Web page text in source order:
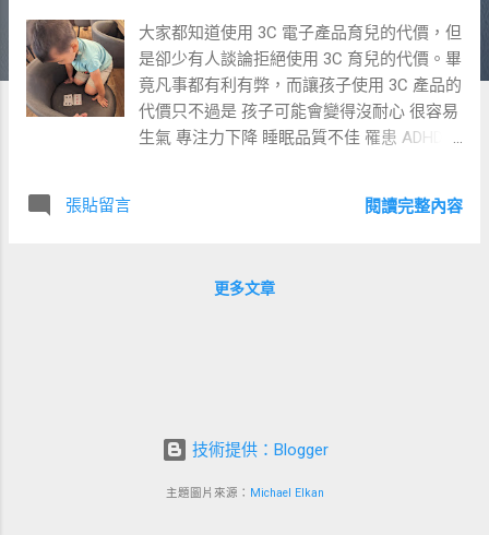
大家都知道使用 3C 電子產品育兒的代價，但
是卻少有人談論拒絕使用 3C 育兒的代價。畢
竟凡事都有利有弊，而讓孩子使用 3C 產品的
代價只不過是 孩子可能會變得沒耐心 很容易
生氣 專注力下降 睡眠品質不佳 罹患 ADHD
發脾氣的可能性。試想一個不能看影片、 不
育兒，上述那些代價頓時泰半都會轉移到照
樣做呢？ 故此我們可以這樣說： 當你拒絕讓
穩定的狀態， 同時也是在把原本慈祥的自己
張貼留言 閱讀完整內容
更多文章
技術提供：Blogger
主題圖片來源： Michael Elkan